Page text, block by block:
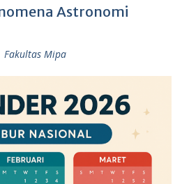
Astronomi
Fakultas Mipa